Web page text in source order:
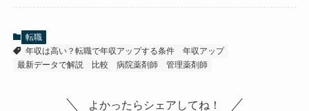
転職
年収は高い？転職で年収アップする条件
年収アップ
最新データで解説
比較 病院薬剤師 管理薬剤師
よかったらシェアしてね！